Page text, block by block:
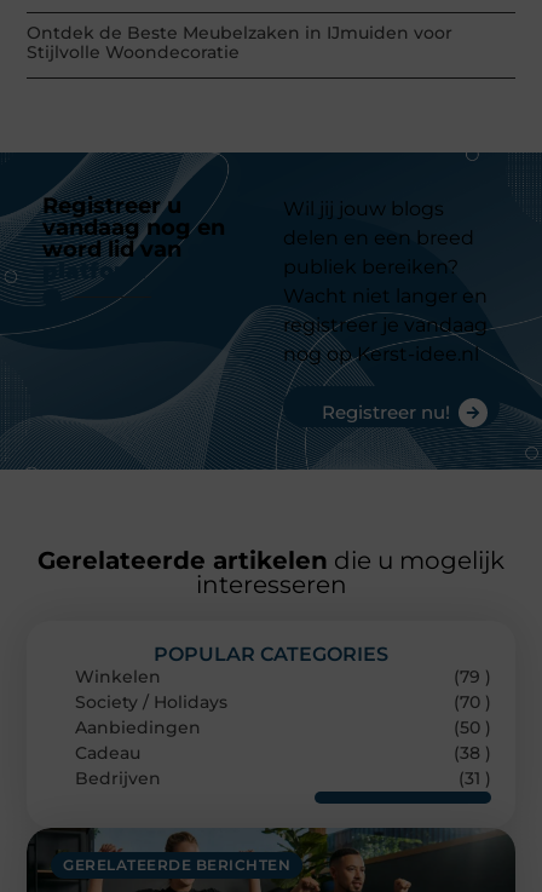
Ontdek de Beste Meubelzaken in IJmuiden voor
Stijlvolle Woondecoratie
Registreer u
vandaag nog en
word lid van
platform
Wil jij jouw blogs
delen en een breed
publiek bereiken?
Wacht niet langer en
registreer je vandaag
nog op Kerst-idee.nl
Registreer nu!
Gerelateerde artikelen die u mogelijk
interesseren
GERELATEERDE BERICHTEN
POPULAR CATEGORIES
Winkelen
(79 )
Society / Holidays
(70 )
Aanbiedingen
(50 )
Cadeau
(38 )
Bedrijven
(31 )